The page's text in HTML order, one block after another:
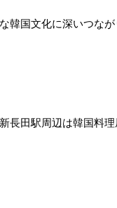
韓国文化に深いつなが
長田駅周辺は韓国料